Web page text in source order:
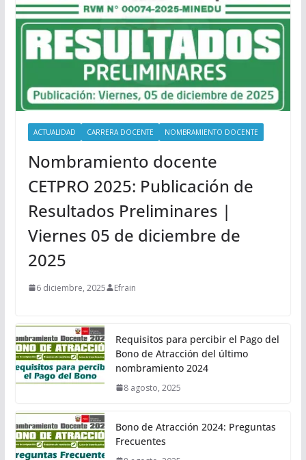
ACTUALIDAD CARRERA DOCENTE NOMBRAMIENTO DOCENTE
Nombramiento docente
CETPRO 2025: Publicación de
Resultados Preliminares |
Viernes 05 de diciembre de
2025
6 diciembre, 2025 Efrain
Requisitos para percibir el Pago del
Bono de Atracción del último
nombramiento 2024
8 agosto, 2025
Bono de Atracción 2024: Preguntas
Frecuentes